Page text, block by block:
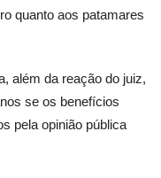
quanto aos patamares
além da reação do juiz,
se os benefícios
pela opinião pública